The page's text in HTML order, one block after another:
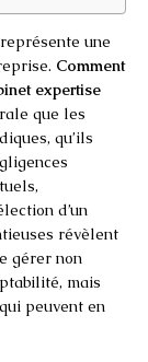
une
Comment
expertise
que les
qu’ils
d’un
révèlent
gérer non
mais
peuvent en